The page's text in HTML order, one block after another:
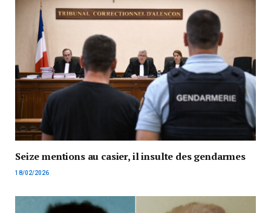
Seize mentions au casier, il insulte des gendarmes
18/02/2026